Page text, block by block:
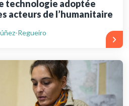
technologie adoptée
acteurs de l’humanitaire
Regueiro